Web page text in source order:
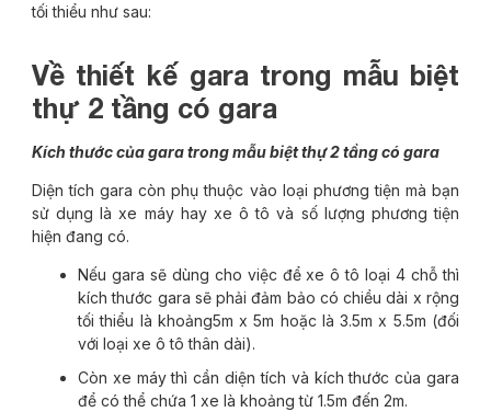
tối thiểu như sau:
Về thiết kế gara trong mẫu biệt
thự 2 tầng có gara
Kích thước của gara trong mẫu biệt thự 2 tầng có gara
Diện tích gara còn phụ thuộc vào loại phương tiện mà bạn
sử dụng là xe máy hay xe ô tô và số lượng phương tiện
hiện đang có.
Nếu gara sẽ dùng cho việc để xe ô tô loại 4 chỗ thì
kích thước gara sẽ phải đảm bảo có chiều dài x rộng
tối thiểu là khoảng5m x 5m hoặc là 3.5m x 5.5m (đối
với loại xe ô tô thân dài).
Còn xe máy thì cần diện tích và kích thước của gara
để có thể chứa 1 xe là khoảng từ 1.5m đến 2m.